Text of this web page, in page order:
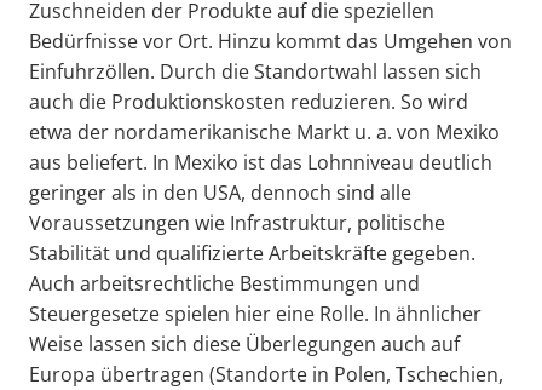
Zuschneiden der Produkte auf die speziellen
Bedürfnisse vor Ort. Hinzu kommt das Umgehen von
Einfuhrzöllen. Durch die Standortwahl lassen sich
auch die Produktionskosten reduzieren. So wird
etwa der nordamerikanische Markt u. a. von Mexiko
aus beliefert. In Mexiko ist das Lohnniveau deutlich
geringer als in den USA, dennoch sind alle
Voraussetzungen wie Infrastruktur, politische
Stabilität und qualifizierte Arbeitskräfte gegeben.
Auch arbeitsrechtliche Bestimmungen und
Steuergesetze spielen hier eine Rolle. In ähnlicher
Weise lassen sich diese Überlegungen auch auf
Europa übertragen (Standorte in Polen, Tschechien,